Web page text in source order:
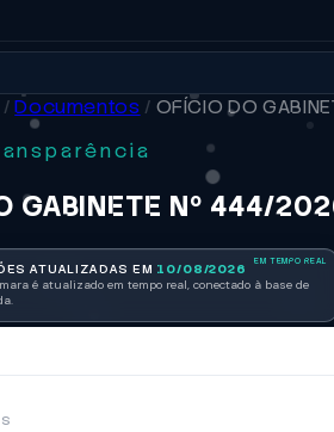
/ Documentos / OFÍCIO DO
GABINETE Nº 444/
ATUALIZADAS EM 10/08/2026
é atualizado em tempo real, conectado à base de